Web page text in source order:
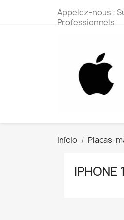
Appelez-nous :
Professionnels
Início Placas-
IPHONE